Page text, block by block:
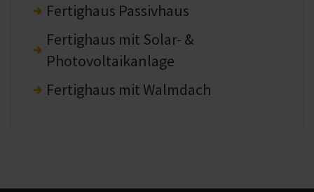
Fertighaus Passivhaus
Fertighaus mit Solar- &
Photovoltaikanlage
Fertighaus mit Walmdach